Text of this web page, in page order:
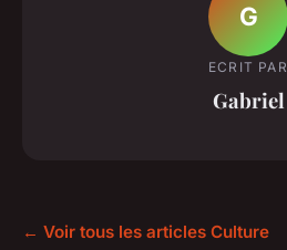
G
ECRIT PAR
Gabriel
← Voir tous les articles Culture